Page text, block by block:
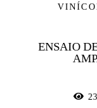
ENSAIO